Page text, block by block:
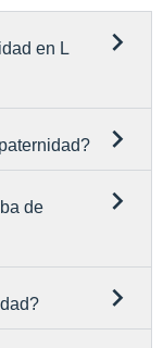
en L
de